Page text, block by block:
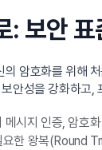
보안 표
암호화를 위해
안성을 강화하고
시지 인증, 암호
한 왕복(Round